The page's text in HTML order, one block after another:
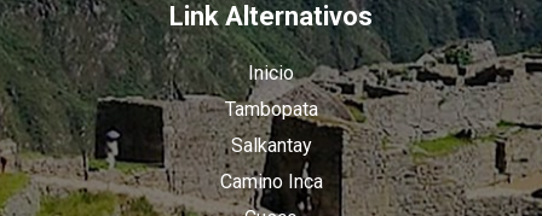
Link Alternativos
Inicio
Tambopata
Salkantay
Camino Inca